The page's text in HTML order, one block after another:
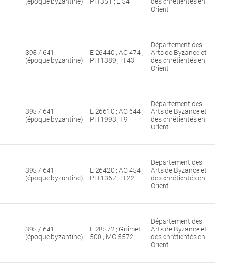
Orient
395 / 641
(époque byzantine)
E 26440 ; AC 474 ;
PH 1389 ; H 43
Département des
Arts de Byzance et
des chrétientés en
Orient
395 / 641
(époque byzantine)
E 26610 ; AC 644 ;
PH 1993 ; I 9
Département des
Arts de Byzance et
des chrétientés en
Orient
395 / 641
(époque byzantine)
E 26420 ; AC 454 ;
PH 1367 ; H 22
Département des
Arts de Byzance et
des chrétientés en
Orient
395 / 641
(époque byzantine)
E 28572 ; Guimet
500 ; MG 5572
Département des
Arts de Byzance et
des chrétientés en
Orient